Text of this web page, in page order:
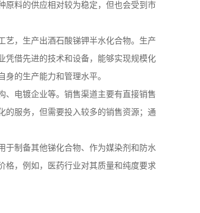
原料的供应相对较为稳定，但也会受到市
艺，生产出酒石酸锑钾半水化合物。生产
凭借先进的技术和设备，能够实现规模化
的生产能力和管理水平。
、电镀企业等。销售渠道主要有直接销售
的服务，但需要投入较多的销售资源；通
于制备其他锑化合物、作为媒染剂和防水
格，例如，医药行业对其质量和纯度要求